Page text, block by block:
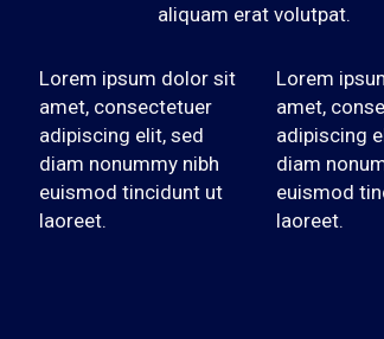
aliquam erat volutpat.
Lorem ipsum dolor sit
amet, consectetuer
adipiscing elit, sed
diam nonummy nibh
euismod tincidunt ut
laoreet.
Lorem
amet,
adipiscing
diam
euismod
laoreet.